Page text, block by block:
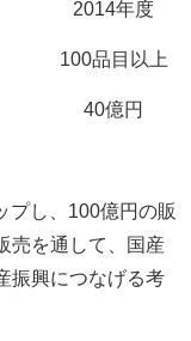
2014年度
100品目以上
40億円
プし、100億円の販
売を通して、国産
振興につなげる考